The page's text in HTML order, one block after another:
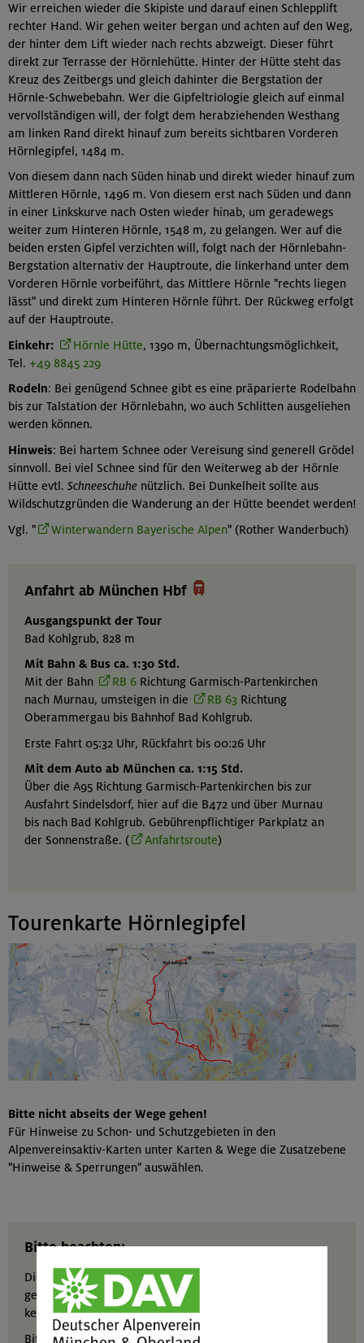
Wir erreichen wieder die Skipiste und darauf einen Schlepplift
rechter Hand. Wir gehen weiter bergan und achten auf den Weg,
der hinter dem Lift wieder nach rechts abzweigt. Dieser führt
direkt zur Terrasse der Hörnlehütte. Hinter der Hütte steht das
Kreuz des Zeitbergs und gleich dahinter die Bergstation der
Hörnle-Schwebebahn. Wer die Gipfeltriologie gleich auf einmal
vervollständigen will, der folgt dem herabziehenden Westhang
am linken Rand direkt hinauf zum bereits sichtbaren Vorderen
Hörnlegipfel, 1484 m.
Von diesem dann nach Süden hinab und direkt wieder hinauf zum
Mittleren Hörnle, 1496 m. Von diesem erst nach Süden und dann
in einer Linkskurve nach Osten wieder hinab, um geradewegs
weiter zum Hinteren Hörnle, 1548 m, zu gelangen. Wer auf die
beiden ersten Gipfel verzichten will, folgt nach der Hörnlebahn-
Bergstation alternativ der Hauptroute, die linkerhand unter dem
Vorderen Hörnle vorbeiführt, das Mittlere Hörnle "rechts liegen
lässt" und direkt zum Hinteren Hörnle führt. Der Rückweg erfolgt
auf der Hauptroute.
Einkehr:
Hörnle Hütte, 1390 m, Übernachtungsmöglichkeit,
Tel. +49 8845 229
Rodeln: Bei genügend Schnee gibt es eine präparierte Rodelbahn
bis zur Talstation der Hörnlebahn, wo auch Schlitten ausgeliehen
werden können.
Hinweis: Bei hartem Schnee oder Vereisung sind generell Grödel
sinnvoll. Bei viel Schnee sind für den Weiterweg ab der Hörnle
Hütte evtl. Schneeschuhe nützlich. Bei Dunkelheit sollte aus
Wildschutzgründen die Wanderung an der Hütte beendet werden!
Vgl. "
Winterwandern Bayerische Alpen" (Rother Wanderbuch)
Anfahrt ab München Hbf 
Ausgangspunkt der Tour
Bad Kohlgrub, 828 m
Mit Bahn & Bus ca. 1:30 Std.
Mit der Bahn
RB 6 Richtung Garmisch-Partenkirchen
nach Murnau, umsteigen in die
RB 63 Richtung
Oberammergau bis Bahnhof Bad Kohlgrub.
Erste Fahrt 05:32 Uhr, Rückfahrt bis 00:26 Uhr
Mit dem Auto ab München ca. 1:15 Std.
Über die A95 Richtung Garmisch-Partenkirchen bis zur
Ausfahrt Sindelsdorf, hier auf die B472 und über Murnau
bis nach Bad Kohlgrub. Gebührenpflichtiger Parkplatz an
der Sonnenstraße. (
Anfahrtsroute)
Tourenkarte Hörnlegipfel
Bitte nicht abseits der Wege gehen!
Für Hinweise zu Schon- und Schutzgebieten in den
Alpenvereinsaktiv-Karten unter Karten & Wege die Zusatzebene
"Hinweise & Sperrungen" auswählen.
Bitte beachten:
Die Angaben bei der "Tour der Woche" sind redaktionell
geprüft, für ihre Richtigkeit und Aktualität kann jedoch
keine Gewähr übernommen werden.
Bitte informiere dich selbstständig über das